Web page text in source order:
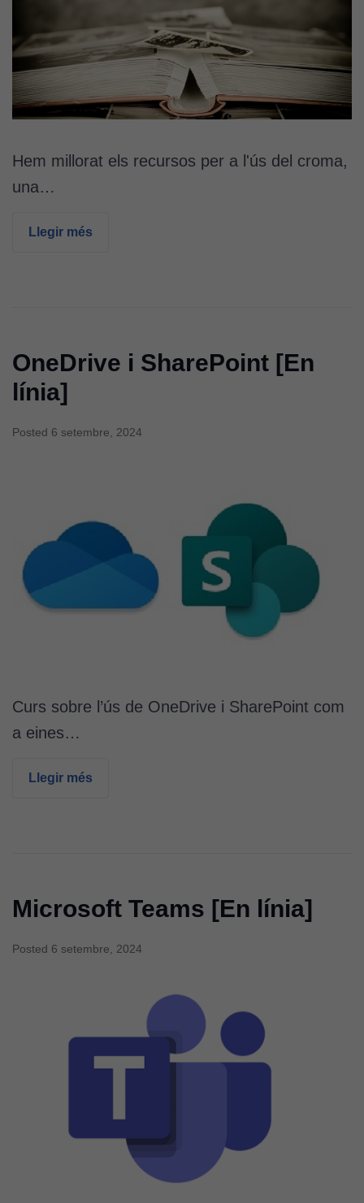
Hem millorat els recursos per a l'ús del croma,
una…
Llegir més
OneDrive i SharePoint [En
línia]
Posted 6 setembre, 2024
Curs sobre l’ús de OneDrive i SharePoint com
a eines…
Llegir més
Microsoft Teams [En línia]
Posted 6 setembre, 2024